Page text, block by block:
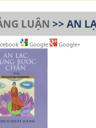
LUẬN >> AN
Google Google+